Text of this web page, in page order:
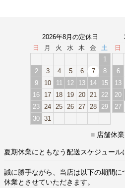
2026年8月の定休日
日
月 火 水 木 金
土
1
2
3 4 5 6 7
8
9
10 11 12 13 14
15
16
17 18 19 20 21
22
23 24 25 26 27 28
29
30 31
日
6
13
20
27
■ 店舗休
夏期休業にともなう配送スケジュール
誠に勝手ながら、当店は以下の期間に
休業とさせていただきます。